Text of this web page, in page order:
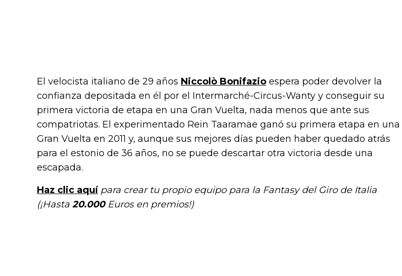
El velocista italiano de 29 años Niccolò Bonifazio espera poder devolver la
confianza depositada en él por el Intermarché-Circus-Wanty y conseguir su
primera victoria de etapa en una Gran Vuelta, nada menos que ante sus
compatriotas. El experimentado Rein Taaramäe ganó su primera etapa en una
Gran Vuelta en 2011 y, aunque sus mejores días pueden haber quedado atrás
para el estonio de 36 años, no se puede descartar otra victoria desde una
escapada.
Haz clic aquípara crear tu propio equipo para la Fantasy del Giro de Italia
(¡Hasta 20.000Euros en premios!)